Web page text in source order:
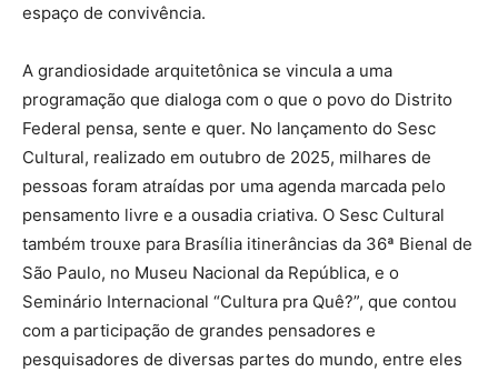
espaço de convivência.
A grandiosidade arquitetônica se vincula a uma
programação que dialoga com o que o povo do Distrito
Federal pensa, sente e quer. No lançamento do Sesc
Cultural, realizado em outubro de 2025, milhares de
pessoas foram atraídas por uma agenda marcada pelo
pensamento livre e a ousadia criativa. O Sesc Cultural
também trouxe para Brasília itinerâncias da 36ª Bienal de
São Paulo, no Museu Nacional da República, e o
Seminário Internacional “Cultura pra Quê?”, que contou
com a participação de grandes pensadores e
pesquisadores de diversas partes do mundo, entre eles